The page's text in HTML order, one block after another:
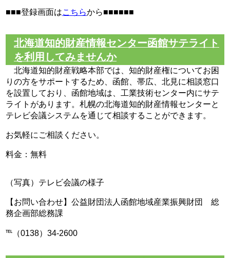
■■■登録画面は こちらから■■■■■■
北海道知的財産情報センター函館サテライト
を利用してみませんか
北海道知的財産戦略本部では、知的財産権についてお困
りの方をサポートするため、函館、帯広、北見に相談窓口
を設置しており、函館地域は、工業技術センター内にサテ
ライトがあります。札幌の北海道知的財産情報センターと
テレビ会議システムを通じて相談することができます。
お気軽にご相談ください。
料金：無料
（写真）テレビ会議の様子
【お問い合わせ】公益財団法人函館地域産業振興財団 総
務企画部総務課
℡（0138）34-2600